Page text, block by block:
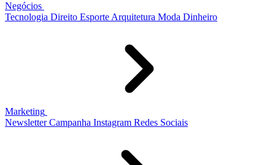
Negócios
Tecnologia Direito Esporte Arquitetura Moda Dinheiro
Marketing
Newsletter Campanha Instagram Redes Sociais